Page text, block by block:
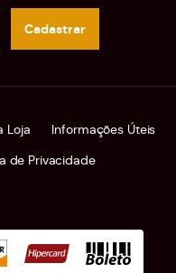
Cadastrar
Loja Informações Úteis
de Privacidade